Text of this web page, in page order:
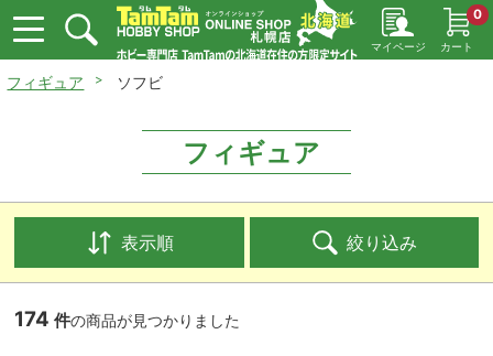
マイページ カート
0
フィギュア ソフビ
フィギュア
表示順 絞り込み
174 件の商品が見つかりました